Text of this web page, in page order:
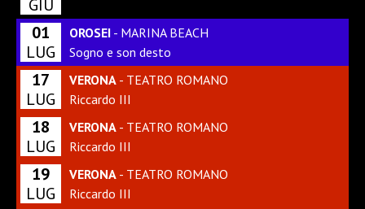
GIU
01
LUG
OROSEI - MARINA BEACH
Sogno e son desto
17
LUG
VERONA - TEATRO ROMANO
Riccardo III
18
LUG
VERONA - TEATRO ROMANO
Riccardo III
19
LUG
VERONA - TEATRO ROMANO
Riccardo III